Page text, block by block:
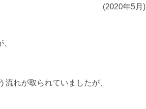
(2020年5月)
れが取られていましたが、